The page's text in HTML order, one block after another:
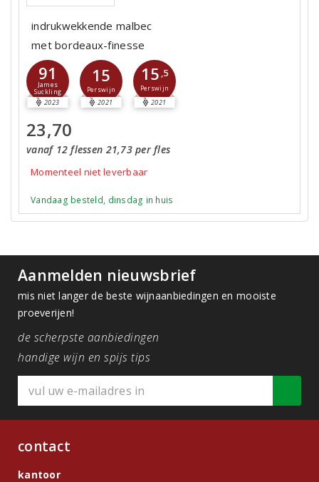
indrukwekkende malbec
met bordeaux-finesse
91
James
Suckling
2023
15
Perswijn
2021
15 ,5
Perswijn
2021
23,70
vanaf 12 flessen 21,73 per fles
Momenteel niet leverbaar
Vandaag besteld, dinsdag in huis
Aanmelden nieuwsbrief
mis niet langer de beste wijnaanbiedingen en mooiste
proeverijen!
de scherpste aanbiedingen
handige wijn en spijs tips
contact
kantoor